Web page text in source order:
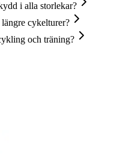
i alla storlekar?
cykelturer?
och träning?